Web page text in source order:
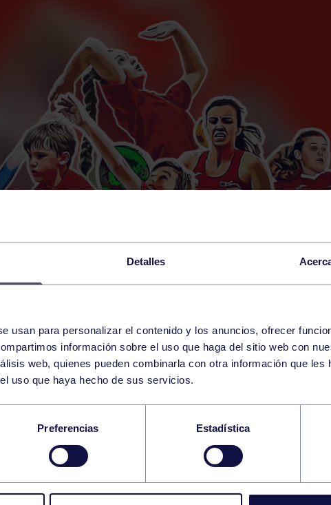
Detalles
usan para personalizar el contenido y los anuncios, ofrecer
información sobre el uso que haga del sitio web con
web, quienes pueden combinarla con otra información que les
uso que haya hecho de sus servicios.
Preferencias Estadística
8 THURSDAY
JANUARY
GIMNASIO